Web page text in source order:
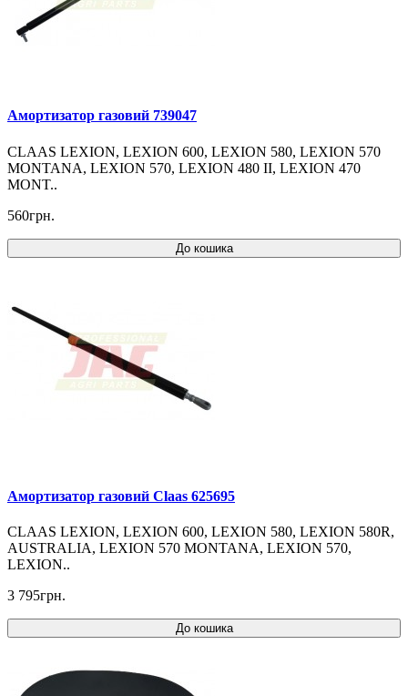
Амортизатор газовий 739047
CLAAS LEXION, LEXION 600, LEXION 580, LEXION 570
MONTANA, LEXION 570, LEXION 480 II, LEXION 470
MONT..
560грн.
До кошика
Амортизатор газовий Claas 625695
CLAAS LEXION, LEXION 600, LEXION 580, LEXION 580R,
AUSTRALIA, LEXION 570 MONTANA, LEXION 570,
LEXION..
3 795грн.
До кошика